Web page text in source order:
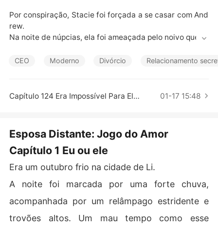
Contos Curtos
Por conspiração, Stacie foi forçada a se casar com And
rew.
Na noite de núpcias, ela foi ameaçada pelo noivo que er
a se tornou sua esposa secreta.
as ele destruiu sua fantasia friamente.
sar com ela era apenas um legado de cem bilhões!
CEO Moderno Divórcio Relacionamento
Capítulo 124 Era Impossível Para Ela Casar-se Com A Família Duan 01-17 15:48
Esposa Distante: Jogo do Amor
Capítulo 1 Eu ou ele
Era um outubro frio na cidade de Li.
A noite foi marcada por uma forte chuva,
acompanhada por um relâmpago estridente e
trovões altos. Um mau tempo como esse